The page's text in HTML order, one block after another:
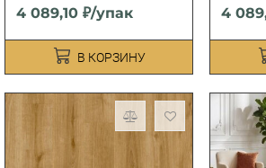
4 089,10 ₽/упак
В КОРЗИНУ
4